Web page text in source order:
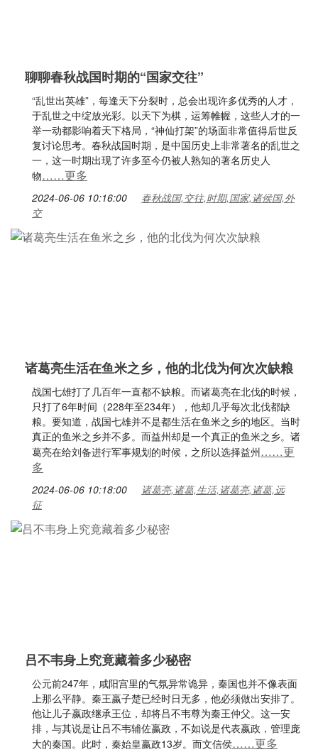
聊聊春秋战国时期的“国家交往”
“乱世出英雄”，每逢天下分裂时，总会出现许多优秀的人才，
于乱世之中绽放光彩。以天下为棋，运筹帷幄，这些人才的一
举一动都影响着天下格局，“神仙打架”的场面非常值得后世反
复讨论思考。春秋战国时期，是中国历史上非常著名的乱世之
一，这一时期出现了许多至今仍被人熟知的著名历史人
物……更多
2024-06-06 10:16:00
春秋战国,交往,时期,国家,诸侯国,外
交
诸葛亮生活在鱼米之乡，他的北伐为何次次缺粮
战国七雄打了几百年一直都不缺粮。而诸葛亮在北伐的时候，
只打了6年时间（228年至234年），他却几乎每次北伐都缺
粮。要知道，战国七雄并不是都生活在鱼米之乡的地区。当时
真正的鱼米之乡并不多。而益州却是一个真正的鱼米之乡。诸
葛亮在给刘备进行军事规划的时候，之所以选择益州……更
多
2024-06-06 10:18:00
诸葛亮,诸葛,生活,诸葛亮,诸葛,远
征
吕不韦身上究竟藏着多少秘密
公元前247年，咸阳宫里的气氛异常诡异，秦国也并不像表面
上那么平静。秦王嬴子楚已经时日无多，他必须做出安排了。
他让儿子嬴政继承王位，却将吕不韦尊为秦王仲父。这一安
排，与其说是让吕不韦辅佐嬴政，不如说是代表嬴政，管理庞
大的秦国。此时，秦始皇嬴政13岁。而文信侯……更多